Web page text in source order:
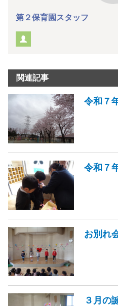
第２保育園スタッフ
関連記事
令和７
令和７
お別れ
３月の